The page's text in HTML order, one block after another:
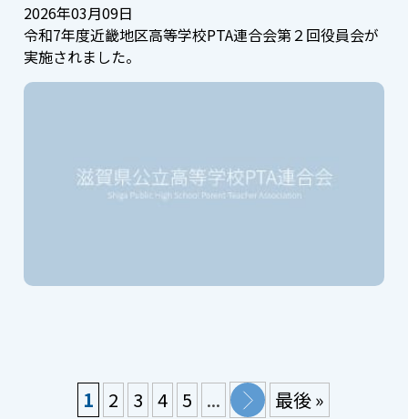
2026年03月09日
令和7年度近畿地区高等学校PTA連合会第２回役員会が
実施されました。
1 2 3 4 5 ... 最後 »